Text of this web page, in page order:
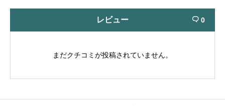
レビュー  0
まだクチコミが投稿されていません。